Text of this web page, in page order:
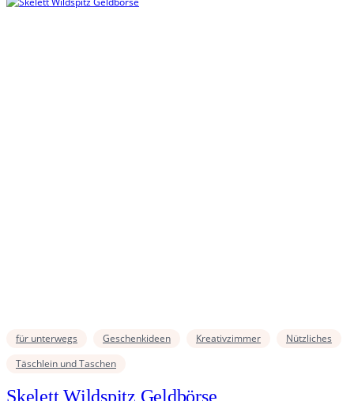
für unterwegs Geschenkideen Kreativzimmer
Nützliches
Täschlein und Taschen
Skelett Wildspitz Geldbörse